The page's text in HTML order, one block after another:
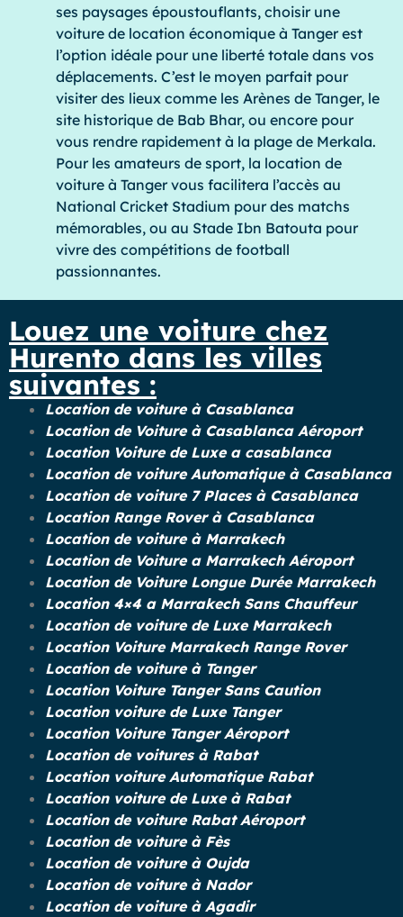
ses paysages époustouflants, choisir une
voiture de location économique à Tanger est
l’option idéale pour une liberté totale dans vos
déplacements. C’est le moyen parfait pour
visiter des lieux comme les Arènes de Tanger, le
site historique de Bab Bhar, ou encore pour
vous rendre rapidement à la plage de Merkala.
Pour les amateurs de sport, la location de
voiture à Tanger vous facilitera l’accès au
National Cricket Stadium pour des matchs
mémorables, ou au Stade Ibn Batouta pour
vivre des compétitions de football
passionnantes.
Louez une voiture chez
Hurento dans les villes
suivantes :
Location de voiture à Casablanca
Location de Voiture à Casablanca Aéroport
Location Voiture de Luxe a casablanca
Location de voiture Automatique à Casablanca
Location de voiture 7 Places à Casablanca
Location Range Rover à Casablanca
Location de voiture à Marrakech
Location de Voiture a Marrakech Aéroport
Location de Voiture Longue Durée Marrakech
Location 4×4 a Marrakech Sans Chauffeur
Location de voiture de Luxe Marrakech
Location Voiture Marrakech Range Rover
Location de voiture à Tanger
Location Voiture Tanger Sans Caution
Location voiture de Luxe Tanger
Location Voiture Tanger Aéroport
Location de voitures à Rabat
Location voiture Automatique Rabat
Location voiture de Luxe à Rabat
Location de voiture Rabat Aéroport
Location de voiture à Fès
Location de voiture à Oujda
Location de voiture à Nador
Location de voiture à Agadir